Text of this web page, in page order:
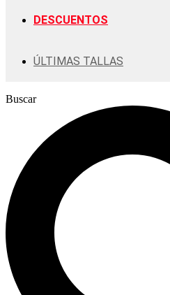
DESCUENTOS
ÚLTIMAS TALLAS
Buscar